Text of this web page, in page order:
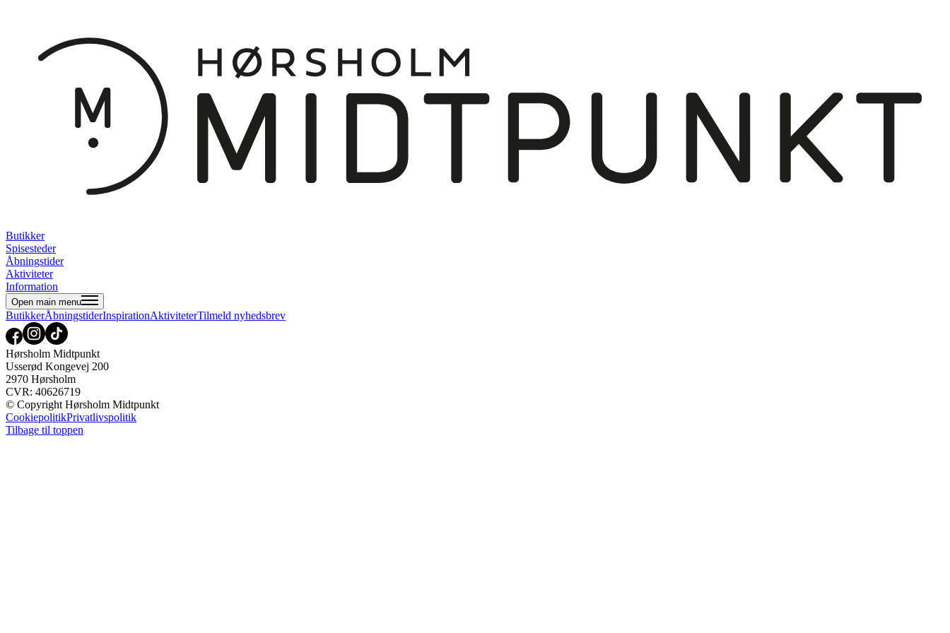
Butikker
Spisesteder
Åbningstider
Aktiviteter
Information
Open main menu
ButikkerÅbningstiderInspirationAktiviteterTilmeld nyhedsbrev
Hørsholm Midtpunkt
Usserød Kongevej 200
2970 Hørsholm
CVR: 40626719
© Copyright Hørsholm Midtpunkt
CookiepolitikPrivatlivspolitik
Tilbage til toppen